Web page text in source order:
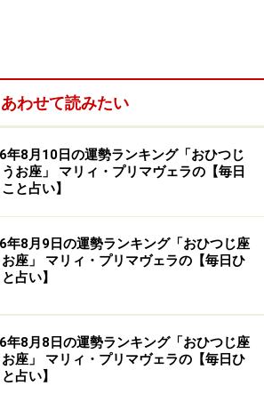
あわせて読みたい
年8月10日の運勢ランキング「おひつじ
お座」 マリィ・プリマヴェラの【毎日
と占い】
年8月9日の運勢ランキング「おひつじ座
お座」 マリィ・プリマヴェラの【毎日ひ
占い】
年8月8日の運勢ランキング「おひつじ座
お座」 マリィ・プリマヴェラの【毎日ひ
占い】